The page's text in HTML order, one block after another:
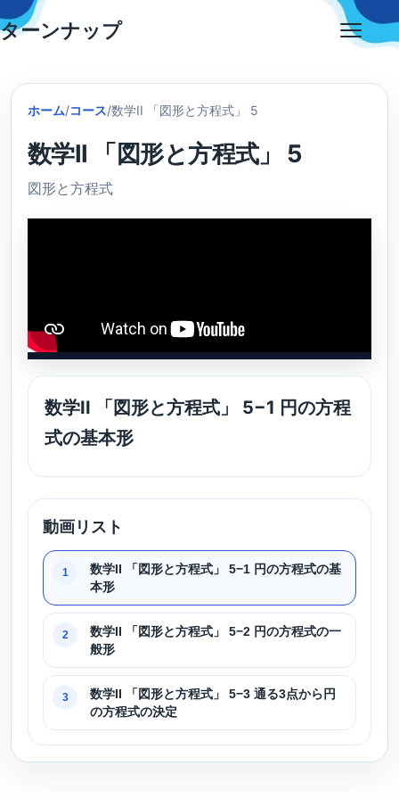
Skip
to
ターンナップ
ホーム/コース/数学II 「図形と方程式」 5
数学II 「図形と方程式」 5
図形と方程式
数学II 「図形と方程式」 5−1 円の方程
式の基本形
動画リスト
1
数学II 「図形と方程式」 5−1 円の方程式の基
本形
2
数学II 「図形と方程式」 5−2 円の方程式の一
般形
3
数学II 「図形と方程式」 5−3 通る3点から円
の方程式の決定